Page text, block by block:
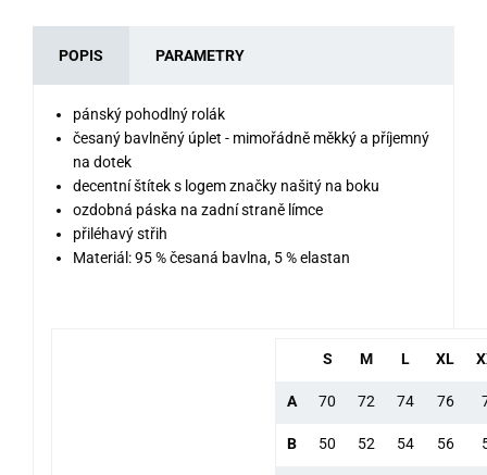
POPIS PARAMETRY
pánský pohodlný rolák
česaný bavlněný úplet - mimořádně měkký a příjemný
na dotek
decentní štítek s logem značky našitý na boku
ozdobná páska na zadní straně límce
přiléhavý střih
Materiál: 95 % česaná bavlna, 5 % elastan
S M L XL
A 70 72 74 76
B 50 52 54 56